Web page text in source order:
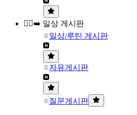
🏃‍♀️‍➡️ 일상 게시판
일상/루틴 게시판
자유게시판
질문게시판